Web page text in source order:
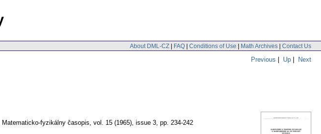
About DML-CZ | FAQ | Conditions of Use | Math Archives | Contact Us
Previous | Up | Next
Matematicko-fyzikálny časopis, vol. 15 (1965), issue 3, pp. 234-242